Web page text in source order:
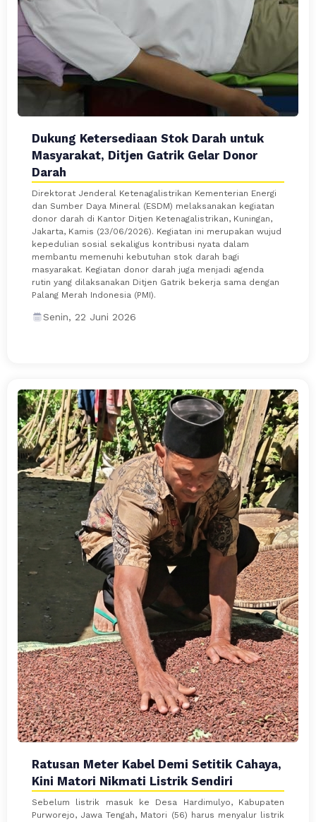
Dukung Ketersediaan Stok Darah untuk
Masyarakat, Ditjen Gatrik Gelar Donor
Darah
Direktorat Jenderal Ketenagalistrikan Kementerian Energi
dan Sumber Daya Mineral (ESDM) melaksanakan kegiatan
donor darah di Kantor Ditjen Ketenagalistrikan, Kuningan,
Jakarta, Kamis (23/06/2026). Kegiatan ini merupakan wujud
kepedulian sosial sekaligus kontribusi nyata dalam
membantu memenuhi kebutuhan stok darah bagi
masyarakat. Kegiatan donor darah juga menjadi agenda
rutin yang dilaksanakan Ditjen Gatrik bekerja sama dengan
Palang Merah Indonesia (PMI).
Senin, 22 Juni 2026
Ratusan Meter Kabel Demi Setitik Cahaya,
Kini Matori Nikmati Listrik Sendiri
Sebelum listrik masuk ke Desa Hardimulyo, Kabupaten
Purworejo, Jawa Tengah, Matori (56) harus menyalur listrik